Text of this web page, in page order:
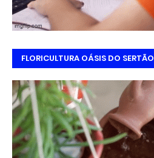
FLORICULTURA OÁSIS DO SERTÃO